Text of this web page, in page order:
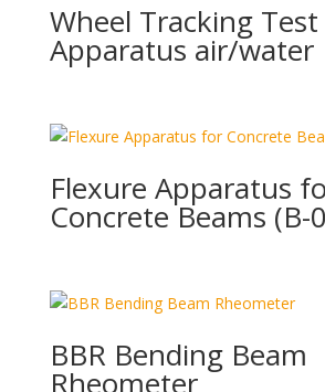
Wheel Tracking Test
Apparatus air/water
Flexure Apparatus
Concrete Beams (B-
BBR Bending Beam
Rheometer